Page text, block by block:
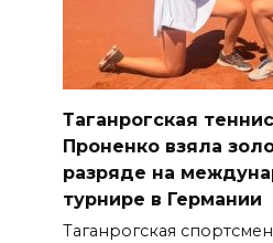
Таганрогская
Проненко взяла
разряде на
турнире в Германии
Таганрогская